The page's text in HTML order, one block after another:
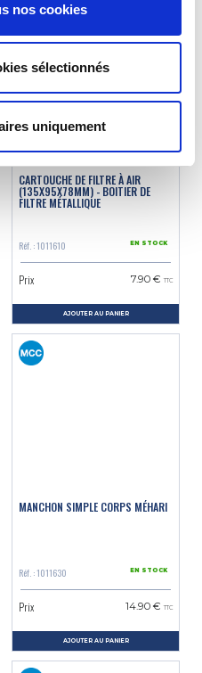
nos cookies
sélectionnés
uniquement
CARTOUCHE DE FILTRE À AIR
(135X95X78MM) - BOITIER DE
FILTRE MÉTALLIQUE
Réf. : 1011610 EN STOCK
Prix 7.90 € TTC
AJOUTER AU PANIER
MANCHON SIMPLE CORPS MÉHARI
Réf. : 1011630 EN STOCK
Prix 14.90 € TTC
AJOUTER AU PANIER